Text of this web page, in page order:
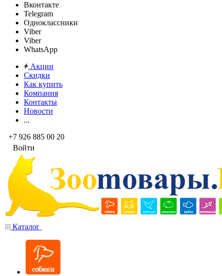
Вконтакте
Telegram
Одноклассники
Viber
Viber
WhatsApp
Акции
Скидки
Как купить
Компания
Контакты
Новости
...
+7 926 885 00 20
Войти
Каталог